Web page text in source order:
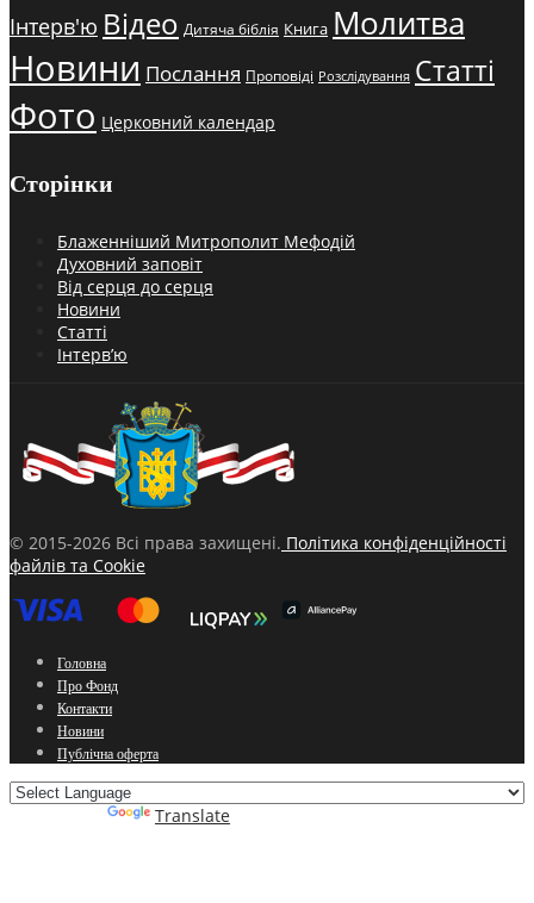
Інтерв'ю Відео Дитяча біблія Книга Молитва
Новини Послання Проповіді Розслідування Статті
Фото Церковний календар
Сторінки
Блаженніший Митрополит Мефодій
Духовний заповіт
Від серця до серця
Новини
Статті
Інтерв’ю
© 2015-2026 Всі права захищені. Політика конфіденційності
файлів та Cookie
Головна
Про Фонд
Контакти
Новини
Публічна оферта
Translate